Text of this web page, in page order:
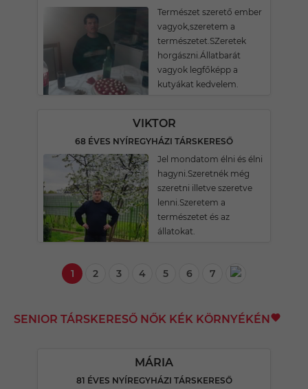
Természet szerető ember
vagyok,szeretem a
természetet.SZeretek
horgászni.Állatbarát
vagyok legfőképp a
kutyákat kedvelem.
VIKTOR
68 ÉVES NYÍREGYHÁZI TÁRSKERESŐ
Jel mondatom élni és élni
hagyni.Szeretnék még
szeretni illetve szeretve
lenni.Szeretem a
természetet és az
állatokat.
1 2 3 4 5 6 7
SENIOR TÁRSKERESŐ NŐK KÉK KÖRNYÉKÉN
MÁRIA
81 ÉVES NYÍREGYHÁZI TÁRSKERESŐ